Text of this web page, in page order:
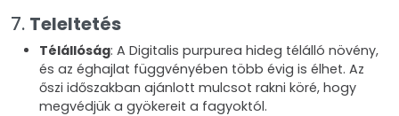
7. Teleltetés
Télállóság: A Digitalis purpurea hideg télálló növény,
és az éghajlat függvényében több évig is élhet. Az
őszi időszakban ajánlott mulcsot rakni köré, hogy
megvédjük a gyökereit a fagyoktól.